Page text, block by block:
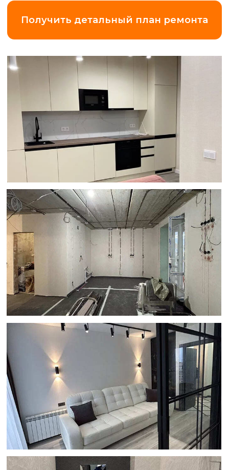
Точный замер и
смету.Максимальная прозрачность
и точность в подборе работ и
материалов.
Оценку реальных возможностей.
Сразу скажем, что можно сделать
в вашей квартире, а что — нет.
Не обещаем невозможного
по картинкам из интернета.
Четкий список материалов. Вы
купите только необходимые товары
Гарантии и команду под
руководством прораба
(при
заключении дальнейшего договора
на ремонт). Закрепляем команду
и даем официальную гарантию.
*Что вы получаете
за эти деньги?
Замер квартиры
5 000 ₽